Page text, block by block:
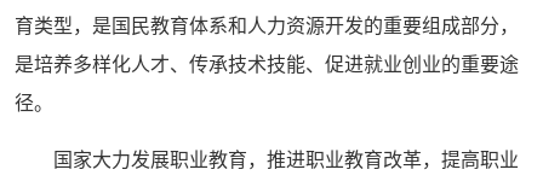
育类型，是国民教育体系和人力资源开发的重要组成部分，
是培养多样化人才、传承技术技能、促进就业创业的重要途
径。
国家大力发展职业教育，推进职业教育改革，提高职业